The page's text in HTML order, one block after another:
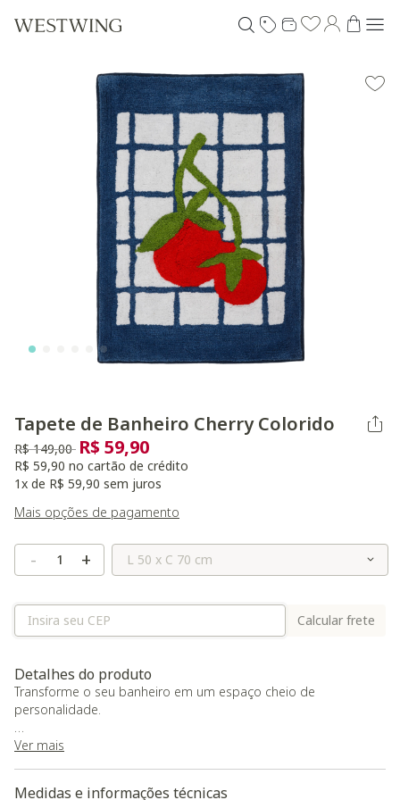
Tapete de Banheiro Cherry Colorido
Preço reduzido de
R$ 149,00 para
R$ 59,90
R$ 59,90 no cartão de crédito
1x de R$ 59,90 sem juros
Mais opções de pagamento
- + Selecione o Tamanho
Calcular frete
Detalhes do produto
Transforme o seu banheiro em um espaço cheio de
personalidade.
Tapete de banheiro confeccionado artesanalmente em tecido
Ver mais
Medidas e informações técnicas